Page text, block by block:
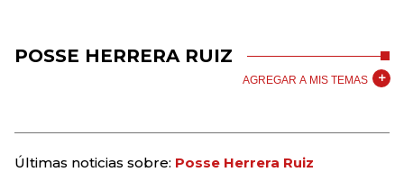
POSSE HERRERA RUIZ
AGREGAR A MIS TEMAS
Últimas noticias sobre: Posse Herrera Ruiz